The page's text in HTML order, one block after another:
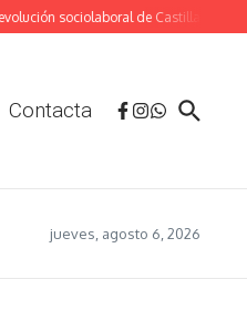
sociolaboral de Castilla-La
Contacta
jueves, agosto 6, 2026